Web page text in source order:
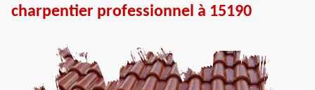
charpentier professionnel à 15190